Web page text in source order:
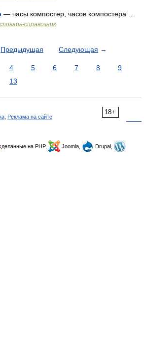
— часы компостер, часов компостера …
справочник
Предыдущая Следующая →
4 5 6 7 8
9
13
18+
Реклама на сайте
сделанные на PHP, Joomla,
Drupal,